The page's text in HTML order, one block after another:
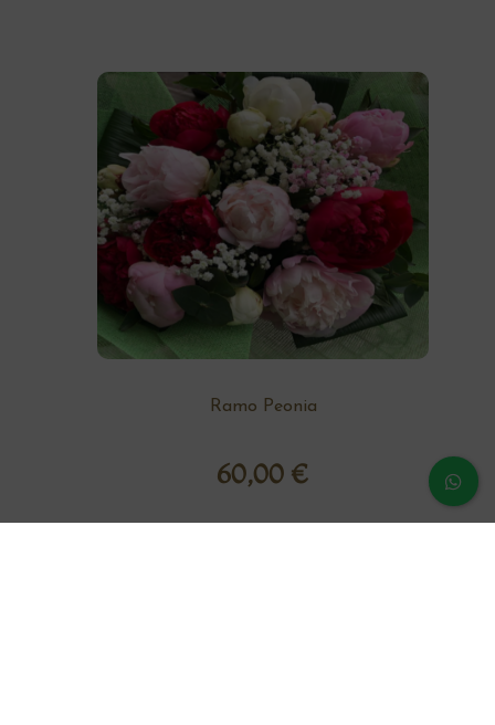
Ramo Peonia
60,00 €